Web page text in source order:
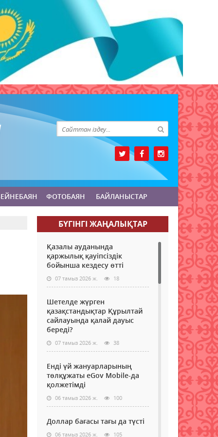
ФОТОБАЯН БАЙЛАНЫСТАР
БҮГІНГI ЖАҢАЛЫҚТАР
Қазалы ауданында
қаржылық қауіпсіздік
бойынша кездесу өтті
07 тамыз 2026 ж. 18
Шетелде жүрген
қазақстандықтар Құрылтай
сайлауында қалай дауыс
береді?
07 тамыз 2026 ж. 38
Енді үй жануарларының
төлқұжаты eGov Mobile-да
қолжетімді
06 тамыз 2026 ж. 100
Доллар бағасы тағы да түсті
06 тамыз 2026 ж. 105